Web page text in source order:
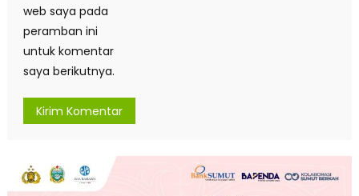
web saya pada
peramban ini
untuk komentar
saya berikutnya.